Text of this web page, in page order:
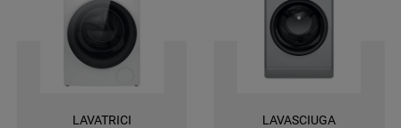
una garanzia di 2 anni su tutti i ricambi e la certezza di ottenere le
massime prestazioni.
LAVATRICI LAVASCIUGA